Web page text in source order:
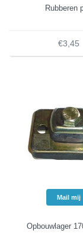
Rubberen
€3,45
Mail mij
Opbouwlager